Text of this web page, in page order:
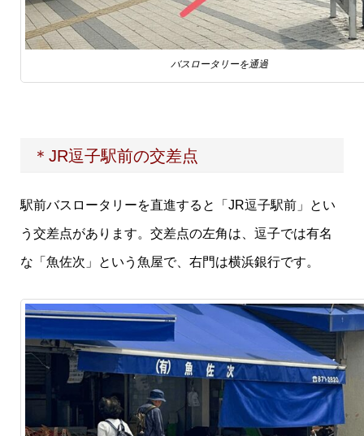
バスロータリーを通過
＊JR逗子駅前の交差点
駅前バスロータリーを直進すると「JR逗子駅前」とい
う交差点があります。交差点の左角は、逗子では有名
な「魚佐次」という魚屋で、右門は横浜銀行です。